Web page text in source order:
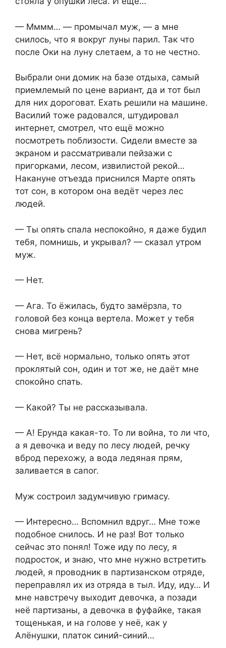
— Мммм… — промычал муж, — а мне
снилось, что я вокруг луны парил. Так что
после Оки на луну слетаем, а то не честно.
Выбрали они домик на базе отдыха, самый
приемлемый по цене вариант, да и тот был
для них дороговат. Ехать решили на машине.
Василий тоже радовался, штудировал
интернет, смотрел, что ещё можно
посмотреть поблизости. Сидели вместе за
экраном и рассматривали пейзажи с
пригорками, лесом, извилистой рекой…
Накануне отъезда приснился Марте опять
тот сон, в котором она ведёт через лес
людей.
— Ты опять спала неспокойно, я даже будил
тебя, помнишь, и укрывал? — сказал утром
муж.
— Нет.
— Ага. То ёжилась, будто замёрзла, то
головой без конца вертела. Может у тебя
снова мигрень?
— Нет, всё нормально, только опять этот
проклятый сон, один и тот же, не даёт мне
спокойно спать.
— Какой? Ты не рассказывала.
— А! Ерунда какая-то. То ли война, то ли что,
а я девочка и веду по лесу людей, речку
вброд перехожу, а вода ледяная прям,
заливается в сапог.
Муж состроил задумчивую гримасу.
— Интересно… Вспомнил вдруг… Мне тоже
подобное снилось. И не раз! Вот только
сейчас это понял! Тоже иду по лесу, я
подросток, и знаю, что мне нужно встретить
людей, я проводник в партизанском отряде,
переправлял их из отряда в тыл. Иду, иду… И
мне навстречу выходит девочка, а позади
неё партизаны, а девочка в фуфайке, такая
тощенькая, и на голове у неё, как у
Алёнушки, платок синий-синий…